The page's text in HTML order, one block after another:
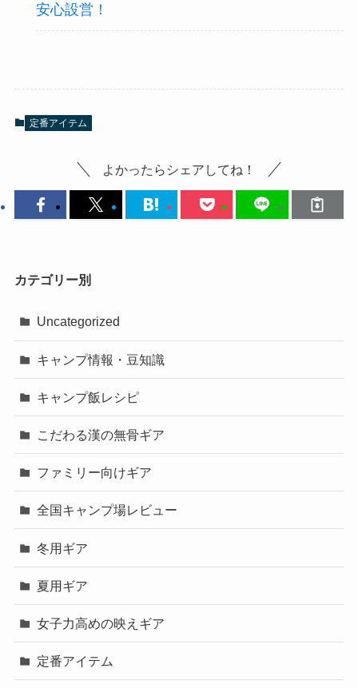
安心設営！
定番アイテム
よかったらシェアしてね！
カテゴリー別
Uncategorized
キャンプ情報・豆知識
キャンプ飯レシピ
こだわる漢の無骨ギア
ファミリー向けギア
全国キャンプ場レビュー
冬用ギア
夏用ギア
女子力高めの映えギア
定番アイテム